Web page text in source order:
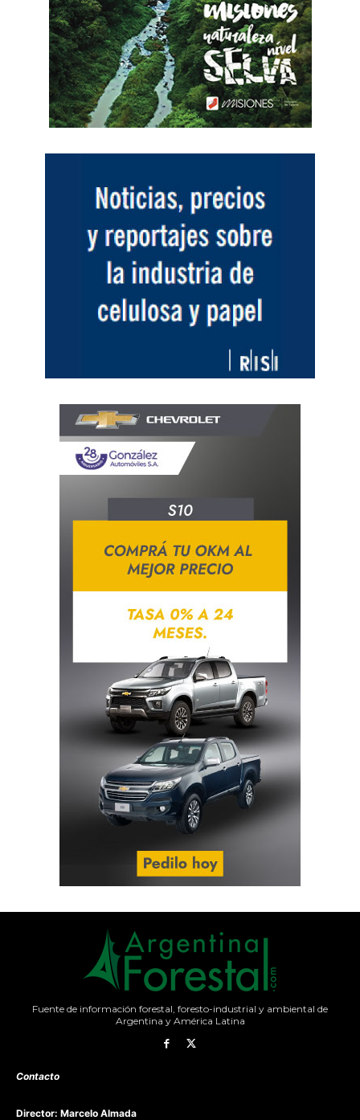
Fuente de información forestal, foresto-industrial y ambiental de
Argentina y América Latina
Contacto
Director: Marcelo Almada